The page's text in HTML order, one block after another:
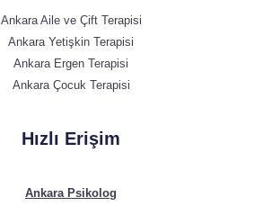
Ankara Aile ve Çift Terapisi
Ankara Yetişkin Terapisi
Ankara Ergen Terapisi
Ankara Çocuk Terapisi
Hızlı Erişim
Ankara Psikolog